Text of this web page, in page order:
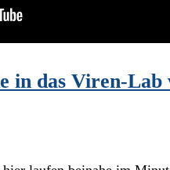
in das Viren-Lab